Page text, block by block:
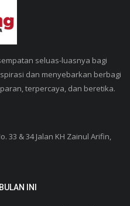
seluas-luasnya bagi
dan menyebarkan berbagi
terpercaya, dan beretika.
33 & 34 Jalan KH Zainul Arifin,
INI